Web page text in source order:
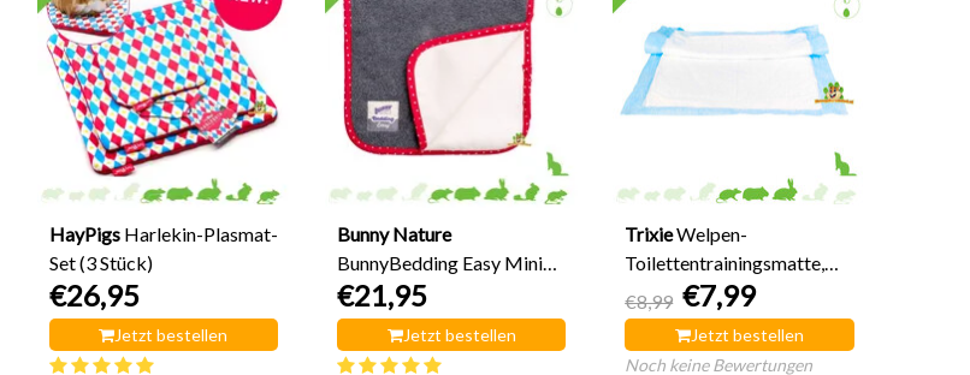
HayPigs Harlekin-Plasmat-
Set (3 Stück)
€26,95
Jetzt bestellen
Bunny Nature
BunnyBedding Easy Mini
48 cm
€21,95
Jetzt bestellen
TrixieWelpen-
Toilettentrainingsmatte,
Windel-Pipi-Matte
€8,99 €7,99
Jetzt bestellen
Noch keine Bewertungen